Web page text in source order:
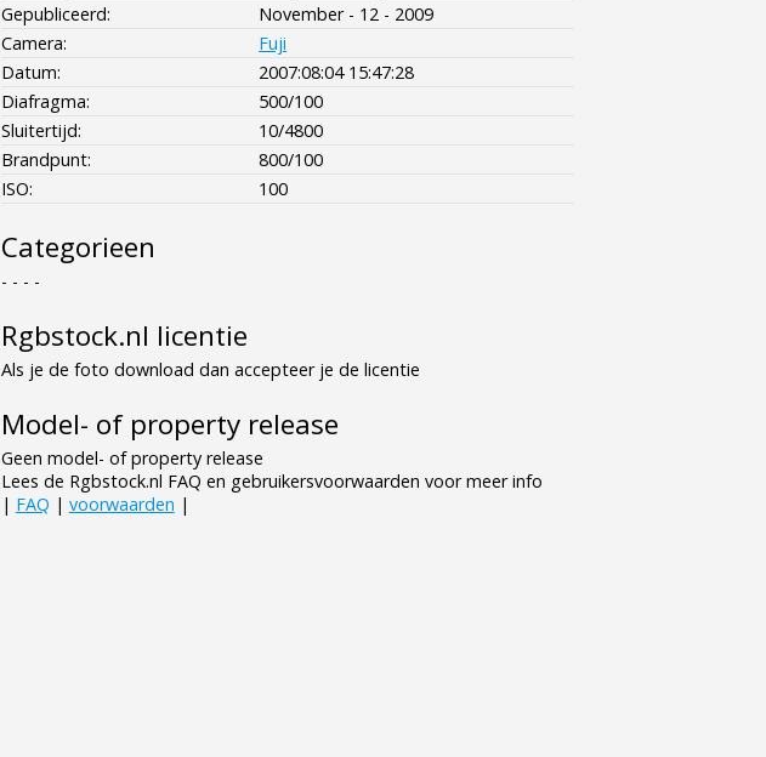
Gepubliceerd:
November - 12 - 2009
Camera:
Fuji
Datum:
2007:08:04 15:47:28
Diafragma:
500/100
Sluitertijd:
10/4800
Brandpunt:
800/100
ISO:
100
Categorieen
- - - -
Rgbstock.nl licentie
Als je de foto download dan accepteer je de licentie
Model- of property release
Geen model- of property release
Lees de Rgbstock.nl FAQ en gebruikersvoorwaarden voor meer info
| FAQ | voorwaarden |